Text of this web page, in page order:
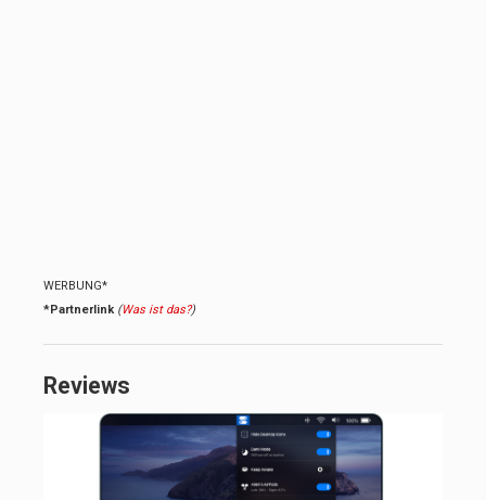
WERBUNG*
*Partnerlink (Was ist das?)
Reviews